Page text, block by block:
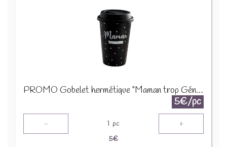
PROMO Gobelet hermétique "Maman trop Géniale" Noir 24306
5€/pc
- 1 pc +
5€